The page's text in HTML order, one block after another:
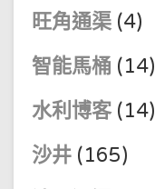
旺角通渠 (4)
智能馬桶 (14)
水利博客(14)
沙井 (165)